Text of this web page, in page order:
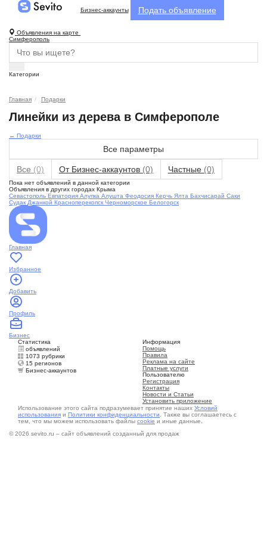
Бизнес-аккаунты Подать объявление
Объявления на карте
Симферополь
Категории
Главная Подарки
Линейки из дерева в Симферополе
← Подарки
Все параметры
Все (0) От Бизнес-аккаунтов (0) Частные (0)
Пока нет объявлений в данной категории
Объявления в других городах Крыма
Севастополь Евпатория Алупка Алушта Феодосия Керчь Ялта Бахчисарай Саки
Судак Джанкой Красноперекопск Черноморское Белогорск
Главная
Избранное
Добавить
Профиль
Бизнес
Статистика
объявлений
1073 рубрики
15 регионов
Бизнес-аккаунтов
Информация
Помощь
Правила
Реклама на сайте
Платные услуги
Пользователю
Регистрация
Контакты
Новости и Статьи
Установить приложение
Использование этого сайта подразумевает принятие наших Условий
использования и Политики конфиденциальности . Также вы соглашаетесь с
тем, что мы можем использовать файлы cookie и иные данные.
© 2026 sevito.ru – сайт объявлений созданный для продаж